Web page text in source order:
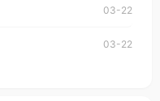
放。 遇到这个问题
权限制」的问题，无论人在
03-22
03-22